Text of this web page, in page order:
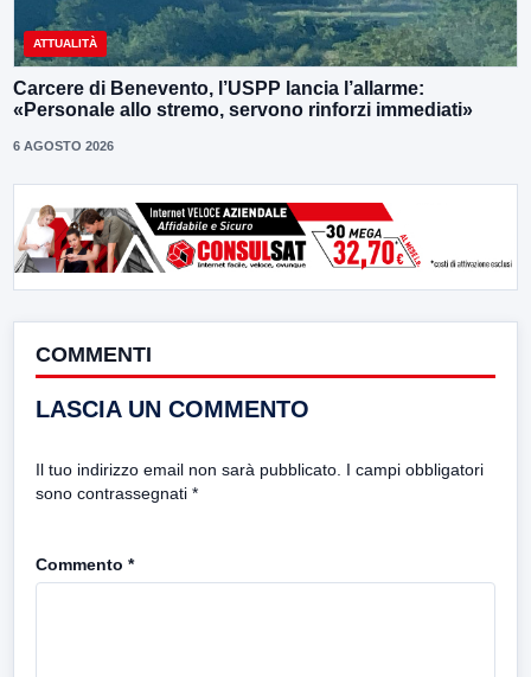
ATTUALITÀ
Carcere di Benevento, l’USPP lancia l’allarme:
«Personale allo stremo, servono rinforzi immediati»
6 AGOSTO 2026
COMMENTI
LASCIA UN COMMENTO
Il tuo indirizzo email non sarà pubblicato. I campi obbligatori
sono contrassegnati *
Commento *